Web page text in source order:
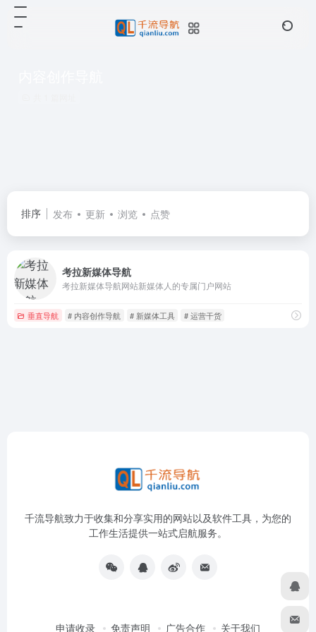
排序 发布 更新 浏览 点赞
考拉新媒体导航
考拉新媒体导航网站新媒体人的专属门户网站
垂直导航 # 内容创作导航 # 新媒体工具 # 运营干货
千流导航致力于收集和分享实用的网站以及软件工具，为您的
工作生活提供一站式启航服务。
申请收录 免责声明 广告合作 关于我们